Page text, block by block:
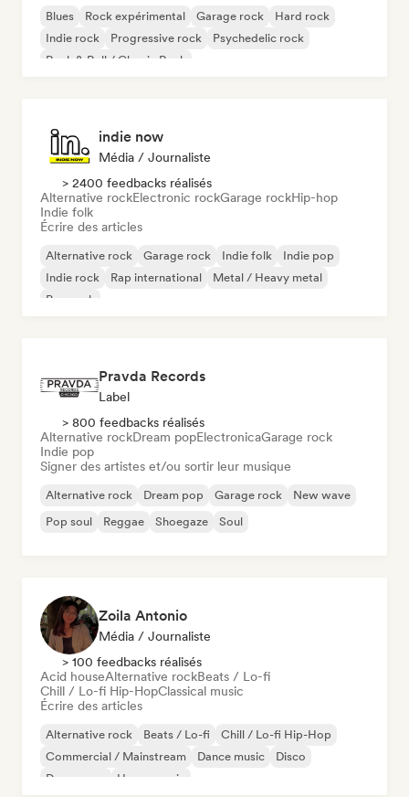
Blues Rock expérimental Garage rock
Hard rock
Indie rock
Progressive rock
Psychedelic rock
Rock & Roll / Classic Rock
indie now
Média / Journaliste
> 2400 feedbacks réalisés
Alternative rockElectronic rockGarage rockHip-hop
Indie folk
Écrire des articles
Alternative rock Garage rock Indie folk
Indie pop
Indie rock
Rap international
Metal / Heavy metal
Pop rock
Pravda Records
Label
> 800 feedbacks réalisés
Alternative rockDream popElectronicaGarage rock
Indie pop
Signer des artistes et/ou sortir leur musique
Alternative rock Dream pop Garage rock
New wave
Pop soul
Reggae Shoegaze Soul
Zoila Antonio
Média / Journaliste
> 100 feedbacks réalisés
Acid houseAlternative rockBeats / Lo-fi
Chill / Lo-fi Hip-HopClassical music
Écrire des articles
Alternative rock Beats / Lo-fi
Chill / Lo-fi Hip-Hop
Commercial / Mainstream
Dance music
Disco
Dream pop
House music